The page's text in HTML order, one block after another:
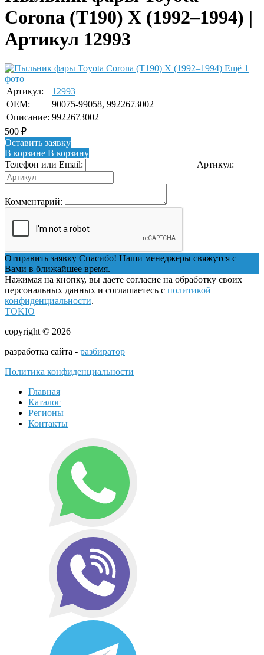
Corona (T190) X (1992–1994) |
Артикул 12993
Ещё 1
фото
Артикул:
12993
OEM:
90075-99058, 9922673002
Описание: 9922673002
500 ₽
Оставить заявку
В корзине В корзину
Телефон или Email:
Артикул:
Комментарий:
Отправить заявку Спасибо! Наши менеджеры свяжутся с
Вами в ближайшее время.
Нажимая на кнопку, вы даете согласие на обработку своих
персональных данных и соглашаетесь с политикой
конфиденциальности.
TOKIO
copyright © 2026
разработка сайта - разбиратор
Политика конфиденциальности
Главная
Каталог
Регионы
Контакты